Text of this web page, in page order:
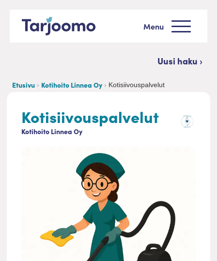
Siirry sisältöön
Menu
Uusi haku ›
Etusivu Kotihoito Linnea Oy Kotisiivouspalvelut
Kotisiivouspalvelut
Kotihoito Linnea Oy